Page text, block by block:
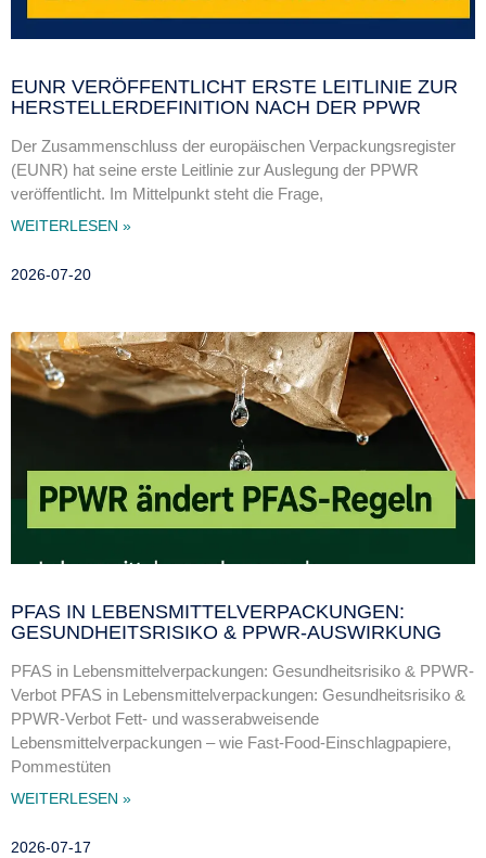
EUNR VERÖFFENTLICHT ERSTE LEITLINIE ZUR
HERSTELLERDEFINITION NACH DER PPWR
Der Zusammenschluss der europäischen Verpackungsregister
(EUNR) hat seine erste Leitlinie zur Auslegung der PPWR
veröffentlicht. Im Mittelpunkt steht die Frage,
WEITERLESEN »
2026-07-20
PFAS IN LEBENSMITTELVERPACKUNGEN:
GESUNDHEITSRISIKO & PPWR-AUSWIRKUNG
PFAS in Lebensmittelverpackungen: Gesundheitsrisiko & PPWR-
Verbot PFAS in Lebensmittelverpackungen: Gesundheitsrisiko &
PPWR-Verbot Fett- und wasserabweisende
Lebensmittelverpackungen – wie Fast-Food-Einschlagpapiere,
Pommestüten
WEITERLESEN »
2026-07-17